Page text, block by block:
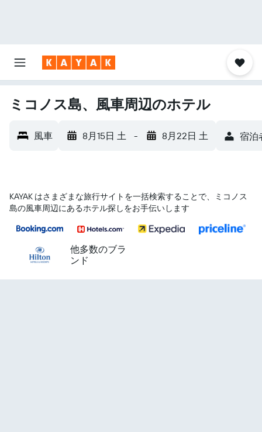
ミコノス島、風車周辺のホテル
風車 8月15日 土 - 8月22日 土 宿泊
KAYAK はさまざまな旅行サイトを一括検索することで、ミコノス
島​の風車​周辺にあるホテル探しをお手伝いします
他多数のブラ
ンド